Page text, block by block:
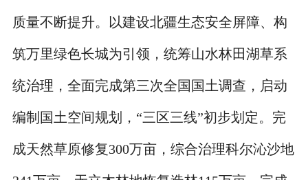
质量不断提升。以建设北疆生态安全屏障、构
筑万里绿色长城为引领，统筹山水林田湖草系
统治理，全面完成第三次全国国土调查，启动
编制国土空间规划，“三区三线”初步划定。完
成天然草原修复300万亩，综合治理科尔沁沙地